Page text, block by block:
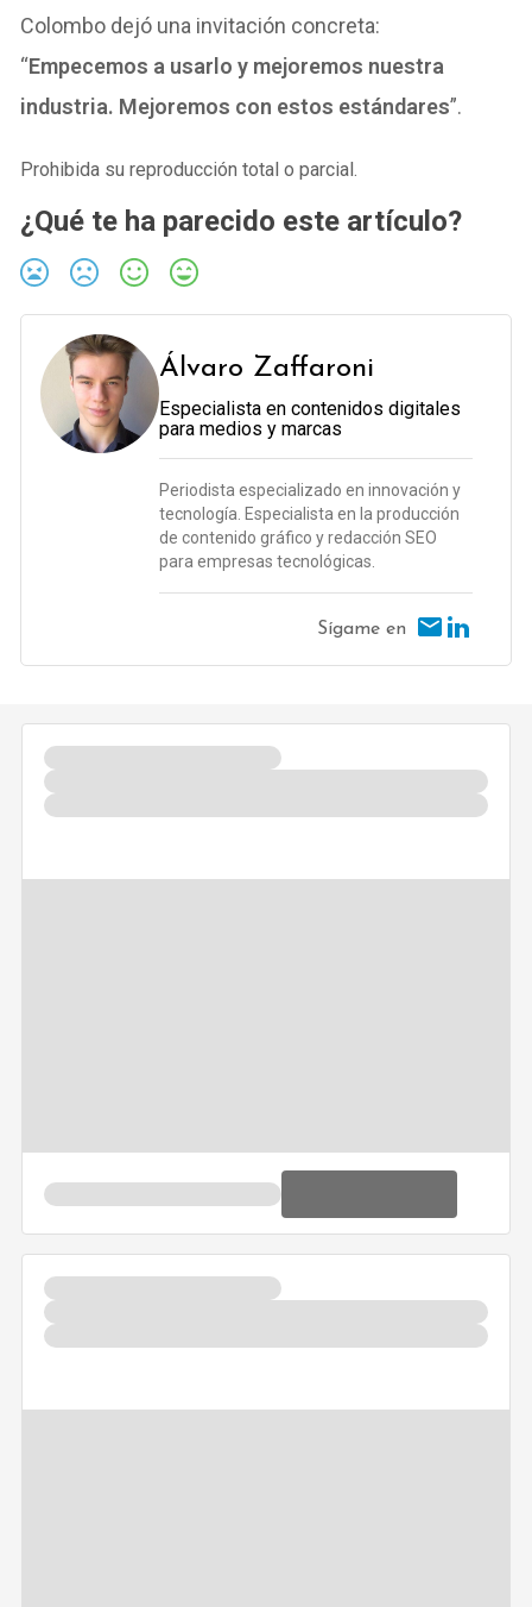
Colombo dejó una invitación concreta:
“Empecemos a usarlo y mejoremos nuestra
industria. Mejoremos con estos estándares”.
Prohibida su reproducción total o parcial.
¿Qué te ha parecido este artículo?
Álvaro Zaffaroni
Especialista en contenidos digitales
para medios y marcas
Periodista especializado en innovación y
tecnología. Especialista en la producción
de contenido gráfico y redacción SEO
para empresas tecnológicas.
Sígame en